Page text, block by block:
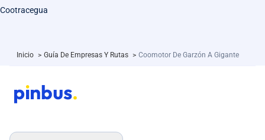
Cootracegua
Inicio > Guía De Empresas Y Rutas > Coomotor De Garzón A Gigante